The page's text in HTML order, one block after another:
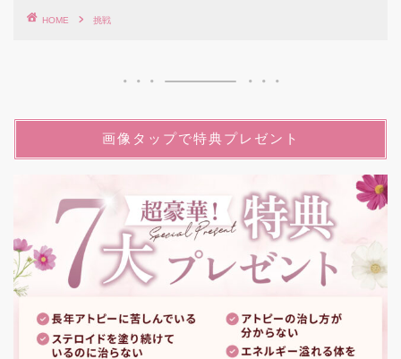
HOME 挑戦
画像タップで特典プレゼント